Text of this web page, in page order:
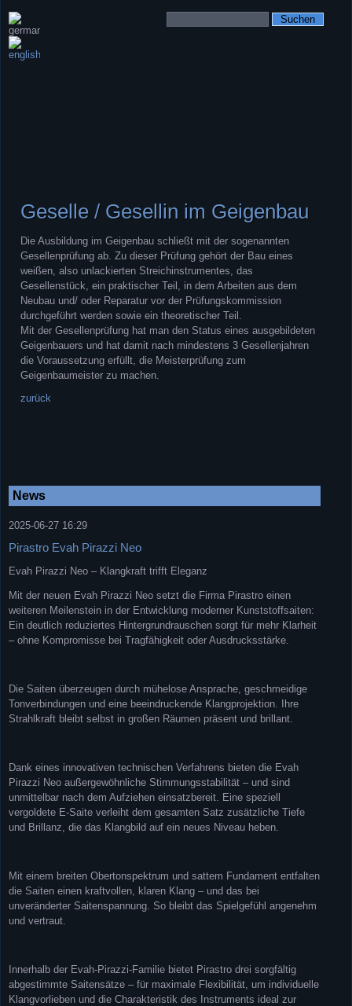
überspringen
Geselle / Gesellin im Geigenbau
Die Ausbildung im Geigenbau schließt mit der sogenannten
Gesellenprüfung ab. Zu dieser Prüfung gehört der Bau eines
weißen, also unlackierten Streichinstrumentes, das
Gesellenstück, ein praktischer Teil, in dem Arbeiten aus dem
Neubau und/ oder Reparatur vor der Prüfungskommission
durchgeführt werden sowie ein theoretischer Teil.
Mit der Gesellenprüfung hat man den Status eines ausgebildeten
Geigenbauers und hat damit nach mindestens 3 Gesellenjahren
die Voraussetzung erfüllt, die Meisterprüfung zum
Geigenbaumeister zu machen.
zurück
News
2025-06-27 16:29
Pirastro Evah Pirazzi Neo
Evah Pirazzi Neo – Klangkraft trifft Eleganz
Mit der neuen Evah Pirazzi Neo setzt die Firma Pirastro einen
weiteren Meilenstein in der Entwicklung moderner Kunststoffsaiten:
Ein deutlich reduziertes Hintergrundrauschen sorgt für mehr Klarheit
– ohne Kompromisse bei Tragfähigkeit oder Ausdrucksstärke.
Die Saiten überzeugen durch mühelose Ansprache, geschmeidige
Tonverbindungen und eine beeindruckende Klangprojektion. Ihre
Strahlkraft bleibt selbst in großen Räumen präsent und brillant.
Dank eines innovativen technischen Verfahrens bieten die Evah
Pirazzi Neo außergewöhnliche Stimmungsstabilität – und sind
unmittelbar nach dem Aufziehen einsatzbereit. Eine speziell
vergoldete E-Saite verleiht dem gesamten Satz zusätzliche Tiefe
und Brillanz, die das Klangbild auf ein neues Niveau heben.
Mit einem breiten Obertonspektrum und sattem Fundament entfalten
die Saiten einen kraftvollen, klaren Klang – und das bei
unveränderter Saitenspannung. So bleibt das Spielgefühl angenehm
und vertraut.
Innerhalb der Evah-Pirazzi-Familie bietet Pirastro drei sorgfältig
abgestimmte Saitensätze – für maximale Flexibilität, um individuelle
Klangvorlieben und die Charakteristik des Instruments ideal zur